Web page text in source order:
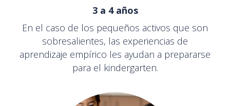
3 a 4 años
En el caso de los pequeños activos que son
sobresalientes, las experiencias de
aprendizaje empírico les ayudan a prepararse
para el kindergarten.